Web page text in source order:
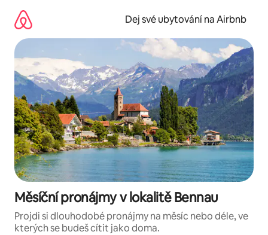
obsah
Dej své ubytování na Airbnb
Měsíční pronájmy v lokalitě Bennau
Projdi si dlouhodobé pronájmy na měsíc nebo déle, ve
kterých se budeš cítit jako doma.